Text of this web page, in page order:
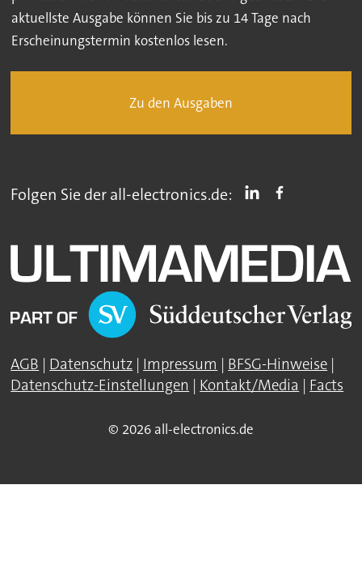
aktuellste Ausgabe können Sie bis zu 14 Tage nach
Erscheinungstermin kostenlos lesen.
Zu den Ausgaben
Folgen Sie der all-electronics.de:
AGB | Datenschutz | Impressum | BFSG-Hinweise |
Datenschutz-Einstellungen | Kontakt/Media | Facts
© 2026 all-electronics.de